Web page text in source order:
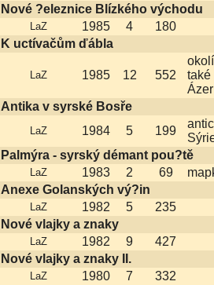
Nové ?eleznice Blízkého východu
LaZ 1985 4
180
K uctívačům ďábla
LaZ 1985 12 552
také
Antika v syrské Bosře
LaZ 1984 5 199
Palmýra - syrský démant pou?tě
LaZ 1983 2 69
Anexe Golanských vý?in
LaZ 1982 5
235
Nové vlajky a znaky
LaZ 1982 9
427
Nové vlajky a znaky II.
LaZ 1980 7
332